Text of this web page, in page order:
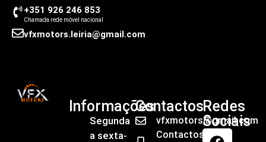
+351 926 246 853
Chamada rede móvel nacional
vfxmotors.leiria@gmail.com
Informações
Segunda
a sexta-
Contactos
vfxmotors@gmail.com
Contactos
Redes
Sociais